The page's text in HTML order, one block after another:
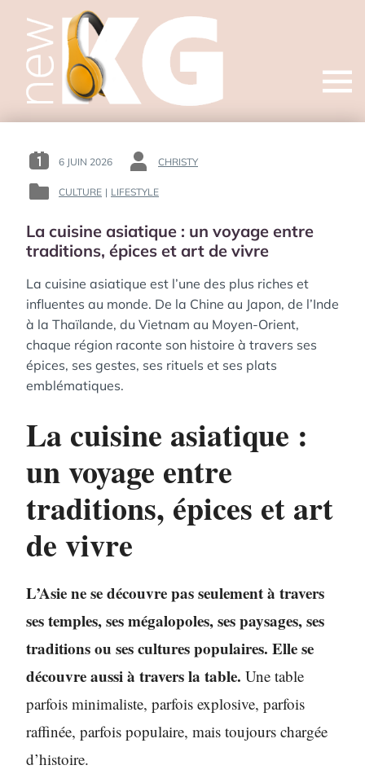
Open
POSTED
ON
6 JUIN 2026
BY
CHRISTY
POSTED
:
CULTURE | LIFESTYLE
La cuisine asiatique : un voyage entre
traditions, épices et art de vivre
La cuisine asiatique est l’une des plus riches et
influentes au monde. De la Chine au Japon, de l’Inde
à la Thaïlande, du Vietnam au Moyen-Orient,
chaque région raconte son histoire à travers ses
épices, ses gestes, ses rituels et ses plats
emblématiques.
La cuisine asiatique :
un voyage entre
traditions, épices et art
de vivre
L’Asie ne se découvre pas seulement à travers
ses temples, ses mégalopoles, ses paysages, ses
traditions ou ses cultures populaires. Elle se
découvre aussi à travers la table. Une table
parfois minimaliste, parfois explosive, parfois
raffinée, parfois populaire, mais toujours chargée
d’histoire.